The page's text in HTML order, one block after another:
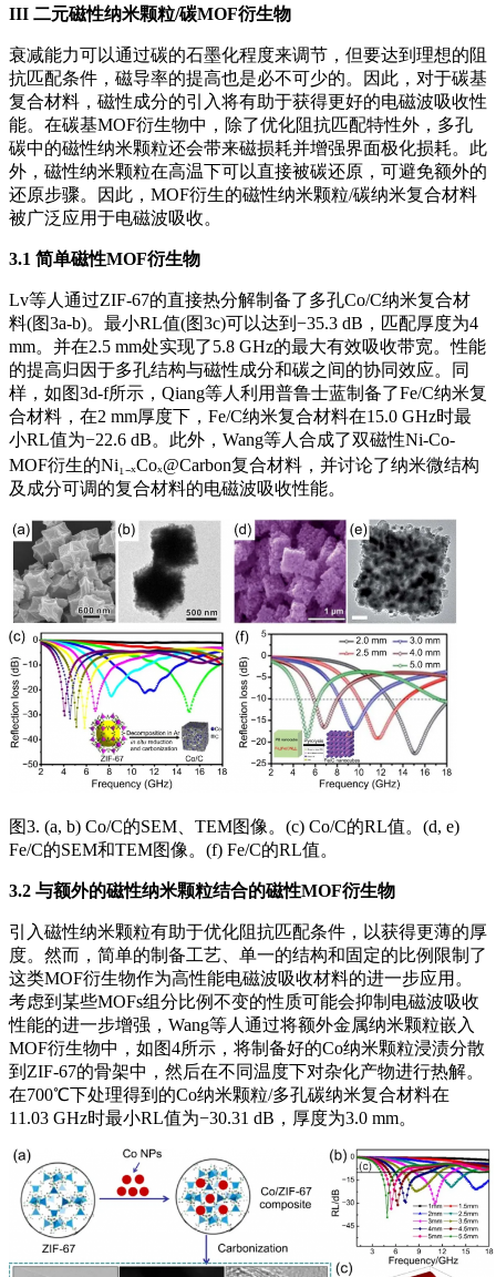
III 二元磁性纳米颗粒/碳MOF衍生物
衰减能力可以通过碳的石墨化程度来调节，但要达到理想的阻
抗匹配条件，磁导率的提高也是必不可少的。因此，对于碳基
复合材料，磁性成分的引入将有助于获得更好的电磁波吸收性
能。在碳基MOF衍生物中，除了优化阻抗匹配特性外，多孔
碳中的磁性纳米颗粒还会带来磁损耗并增强界面极化损耗。此
外，磁性纳米颗粒在高温下可以直接被碳还原，可避免额外的
还原步骤。因此，MOF衍生的磁性纳米颗粒/碳纳米复合材料
被广泛应用于电磁波吸收。
3.1 简单磁性MOF衍生物
Lv等人通过ZIF-67的直接热分解制备了多孔Co/C纳米复合材
料(图3a-b)。最小RL值(图3c)可以达到−35.3 dB，匹配厚度为4
mm。并在2.5 mm处实现了5.8 GHz的最大有效吸收带宽。性能
的提高归因于多孔结构与磁性成分和碳之间的协同效应。同
样，如图3d-f所示，Qiang等人利用普鲁士蓝制备了Fe/C纳米复
合材料，在2 mm厚度下，Fe/C纳米复合材料在15.0 GHz时最
小RL值为−22.6 dB。此外，Wang等人合成了双磁性Ni-Co-
MOF衍生的Ni₁₋ₓCoₓ@Carbon复合材料，并讨论了纳米微结构
及成分可调的复合材料的电磁波吸收性能。
图3. (a, b) Co/C的SEM、TEM图像。(c) Co/C的RL值。(d, e)
Fe/C的SEM和TEM图像。(f) Fe/C的RL值。
3.2 与额外的磁性纳米颗粒结合的磁性MOF衍生物
引入磁性纳米颗粒有助于优化阻抗匹配条件，以获得更薄的厚
度。然而，简单的制备工艺、单一的结构和固定的比例限制了
这类MOF衍生物作为高性能电磁波吸收材料的进一步应用。
考虑到某些MOFs组分比例不变的性质可能会抑制电磁波吸收
性能的进一步增强，Wang等人通过将额外金属纳米颗粒嵌入
MOF衍生物中，如图4所示，将制备好的Co纳米颗粒浸渍分散
到ZIF-67的骨架中，然后在不同温度下对杂化产物进行热解。
在700℃下处理得到的Co纳米颗粒/多孔碳纳米复合材料在
11.03 GHz时最小RL值为−30.31 dB，厚度为3.0 mm。